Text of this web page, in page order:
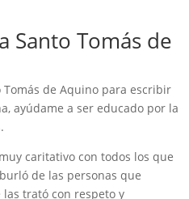
Santo Tomás de
Tomás de Aquino para escribir
ayúdame a ser educado por la
caritativo con todos los que
de las personas que
trató con respeto y